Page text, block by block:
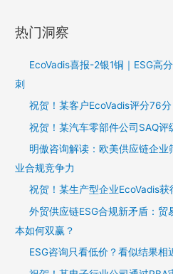
热门洞察
EcoVadis喜报-2银1铜｜ESG高
刺
祝贺！某客户EcoVadis评分76分
祝贺！某汽车零部件公司SAQ评
明傲咨询解读：欧美供应链企业
业合规竞争力
祝贺！某生产型企业EcoVadis获
外贸供应链ESG合规新矛盾：
本如何双赢？
ESG咨询只看低价？看似结果